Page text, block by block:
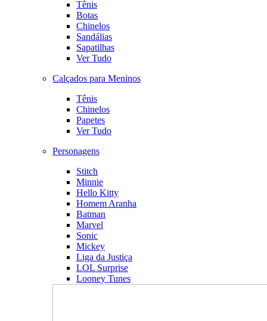
Tênis
Botas
Chinelos
Sandálias
Sapatilhas
Ver Tudo
Calçados para Meninos
Tênis
Chinelos
Papetes
Ver Tudo
Personagens
Stitch
Minnie
Hello Kitty
Homem Aranha
Batman
Marvel
Sonic
Mickey
Liga da Justiça
LOL Surprise
Looney Tunes